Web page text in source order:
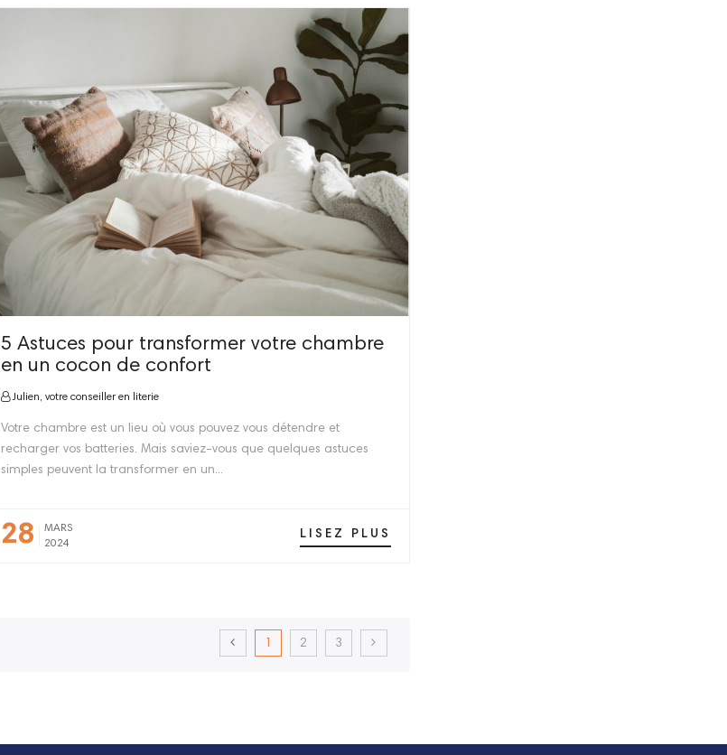
5 Astuces pour transformer votre chambre
en un cocon de confort
Julien, votre conseiller en literie
Votre chambre est un lieu où vous pouvez vous détendre et
recharger vos batteries. Mais saviez-vous que quelques astuces
simples peuvent la transformer en un...
28
MARS
2024
LISEZ PLUS
1 2 3